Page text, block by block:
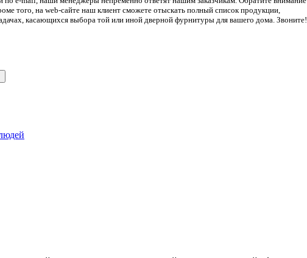
того, на web-сайте наш клиент сможете отыскать полный список продукции,
касающихся выбора той или иной дверной фурнитуры для вашего дома. Звоните!